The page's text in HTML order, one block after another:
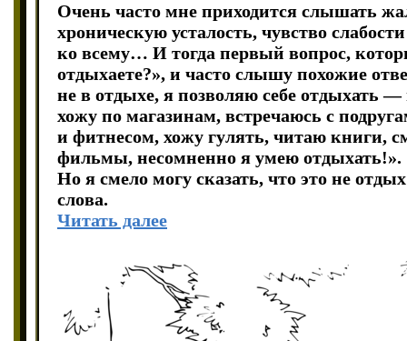
Очень часто мне приходится слышать
хроническую усталость, чувство
ко всему… И тогда первый вопрос,
отдыхаете?», и часто слышу похожие
не в отдыхе, я позволяю себе отдыхать —
хожу по магазинам, встречаюсь с
и фитнесом, хожу гулять, читаю книги,
фильмы, несомненно я умею отдыхать!».
Но я смело могу сказать, что это не
слова.
Читать далее